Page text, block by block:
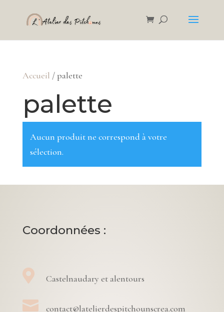
Accueil / palette
palette
Aucun produit ne correspond à votre
sélection.
Coordonnées :
 Castelnaudary et alentours
 contact@latelierdespitchounscrea.com